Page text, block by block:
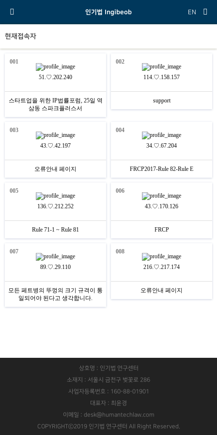
인기법 Ingibeob EN
현재접속자
001
51.♡.202.240
스타트업을 위한 IP법률포럼, 25일 역
삼동 스파크플러스서
002
114.♡.158.157
support
003
43.♡.42.197
오류안내 페이지
004
34.♡.67.204
FRCP2017-Rule 82-Rule E
005
136.♡.212.252
Rule 71-1 ~ Rule 81
006
43.♡.170.126
FRCP
007
89.♡.29.110
모든 페트병의 뚜껑의 크기 규격이 통
일되어야 된다고 생각합니다.
008
216.♡.217.174
오류안내 페이지
상호명 : 인기법 연구센터
소재지 : 서울시 금천구 벚꽃로 286
사업자등록번호 : 160-88-01901
대표자 : 최윤경
이메일 : desk@humantechlaw.com
COPYRIGHTⓒ2019 인기법 연구센터 All Right Reserved.